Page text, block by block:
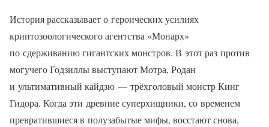
История рассказывает о героических усилиях
криптозоологического агентства «Монарх»
по сдерживанию гигантских монстров. В этот раз против
могучего Годзиллы выступают Мотра, Родан
и ультимативный кайдзю — трёхголовый монстр Кинг
Гидора. Когда эти древние суперхищники, со временем
превратившиеся в полузабытые мифы, восстают снова,